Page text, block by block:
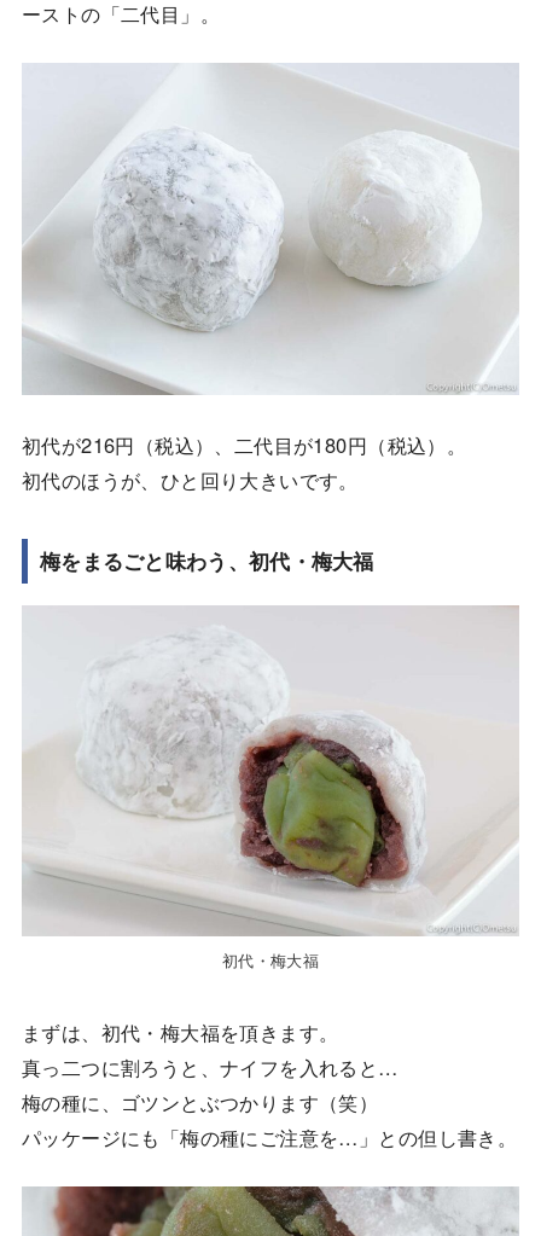
ーストの「二代目」。
初代が216円（税込）、二代目が180円（税込）。
初代のほうが、ひと回り大きいです。
梅をまるごと味わう、初代・梅大福
初代・梅大福
まずは、初代・梅大福を頂きます。
真っ二つに割ろうと、ナイフを入れると…
梅の種に、ゴツンとぶつかります（笑）
パッケージにも「梅の種にご注意を…」との但し書き。